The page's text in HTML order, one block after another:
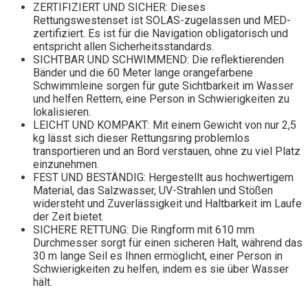
ZERTIFIZIERT UND SICHER: Dieses
Rettungswestenset ist SOLAS-zugelassen und MED-
zertifiziert. Es ist für die Navigation obligatorisch und
entspricht allen Sicherheitsstandards.
SICHTBAR UND SCHWIMMEND: Die reflektierenden
Bänder und die 60 Meter lange orangefarbene
Schwimmleine sorgen für gute Sichtbarkeit im Wasser
und helfen Rettern, eine Person in Schwierigkeiten zu
lokalisieren.
LEICHT UND KOMPAKT: Mit einem Gewicht von nur 2,5
kg lässt sich dieser Rettungsring problemlos
transportieren und an Bord verstauen, ohne zu viel Platz
einzunehmen.
FEST UND BESTÄNDIG: Hergestellt aus hochwertigem
Material, das Salzwasser, UV-Strahlen und Stößen
widersteht und Zuverlässigkeit und Haltbarkeit im Laufe
der Zeit bietet.
SICHERE RETTUNG: Die Ringform mit 610 mm
Durchmesser sorgt für einen sicheren Halt, während das
30 m lange Seil es Ihnen ermöglicht, einer Person in
Schwierigkeiten zu helfen, indem es sie über Wasser
hält.